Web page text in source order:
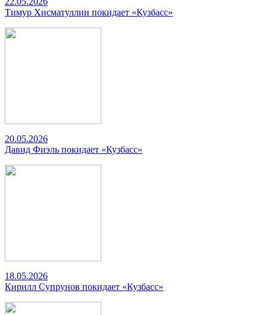
Тимур Хисматуллин покидает «Кузбасс»
20.05.2026
Давид Фиэль покидает «Кузбасс»
18.05.2026
Кирилл Супрунов покидает «Кузбасс»